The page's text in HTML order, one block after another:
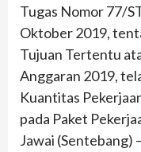
Tugas Nomor 77/
Oktober 2019,
Tujuan Tertentu
Anggaran 2019,
Kuantitas
pada Paket
Jawai (Sentebang)